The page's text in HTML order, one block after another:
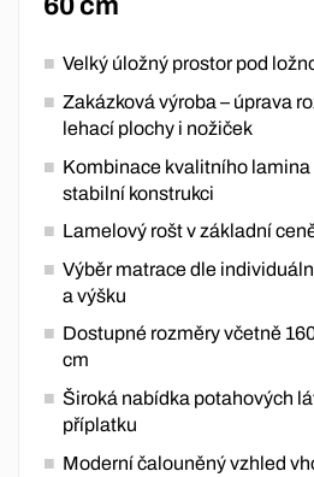
Velký úložný prostor pod
Zakázková výroba – úprava
lehací plochy i nožiček
Kombinace kvalitního lamina
stabilní konstrukci
Lamelový rošt v základní
Výběr matrace dle
a výšku
Dostupné rozměry včetně
cm
Široká nabídka potahových
příplatku
Moderní čalouněný vzhled